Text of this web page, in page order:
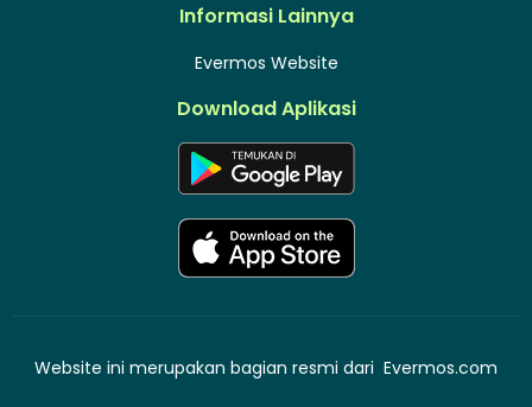
Informasi Lainnya
Evermos Website
Download Aplikasi
Website ini merupakan bagian resmi dari Evermos.com